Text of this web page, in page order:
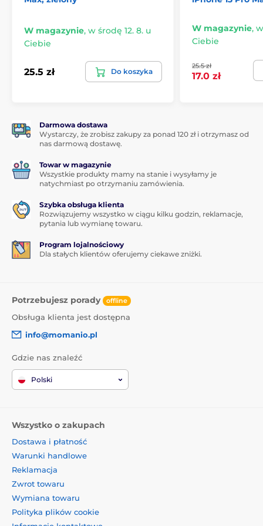
Produkt jest kompatybilny z technologią
bezprzewodowego ładowania MagSafe.
W magazynie, w środę 12. 8. u
Ciebie
25.5 zł Do koszyka
W magazynie,
Ciebie
25.5 zł
17.0 zł
Darmowa dostawa
Wystarczy, że zrobisz zakupy za ponad 120 zł i otrzymasz od
nas darmową dostawę.
Towar w magazynie
Wszystkie produkty mamy na stanie i wysyłamy je
natychmiast po otrzymaniu zamówienia.
Szybka obsługa klienta
Rozwiązujemy wszystko w ciągu kilku godzin, reklamacje,
pytania lub wymianę towaru.
Program lojalnościowy
Dla stałych klientów oferujemy ciekawe zniżki.
Potrzebujesz porady offline
Obsługa klienta jest dostępna
info@momanio.pl
Gdzie nas znaleźć
Polski
Wszystko o zakupach
Dostawa i płatność
Warunki handlowe
Reklamacja
Zwrot towaru
Wymiana towaru
Polityka plików cookie